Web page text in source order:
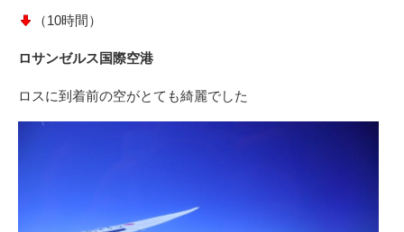
（10時間）
ロサンゼルス国際空港
ロスに到着前の空がとても綺麗でした